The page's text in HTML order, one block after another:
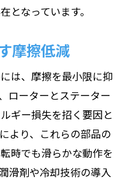
となっています。
摩擦低減
は、摩擦を最小限に抑
ローターとステーター
ギー損失を招く要因と
より、これらの部品の
時でも滑らかな動作を
滑剤や冷却技術の導入